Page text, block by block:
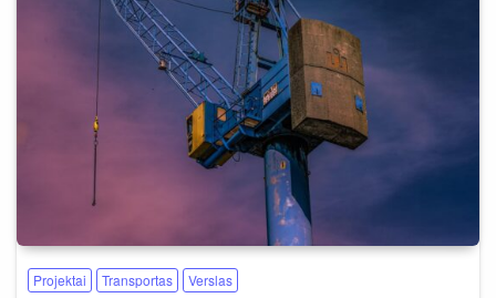
Projektai Transportas Verslas